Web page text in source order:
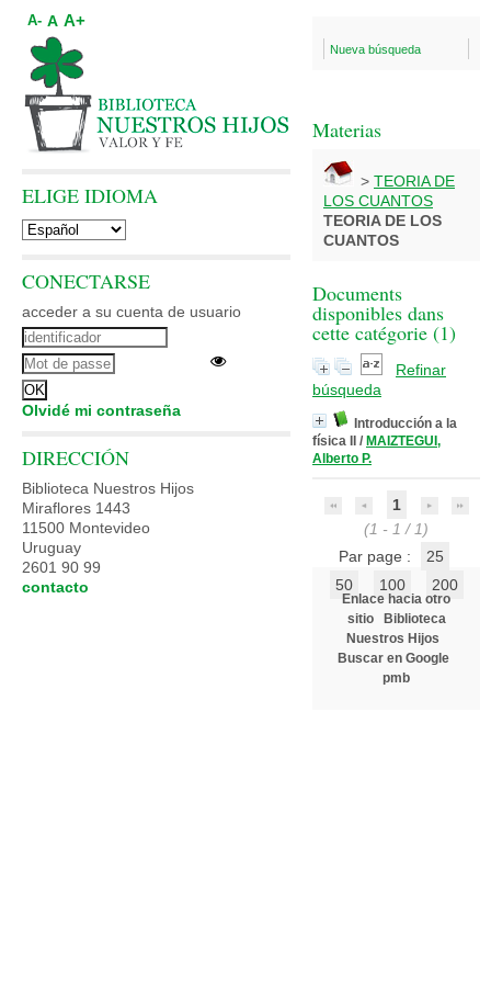
Nueva búsqueda
Materias
> TEORIA DE
LOS CUANTOS
TEORIA DE LOS
CUANTOS
Documents
disponibles dans
cette catégorie (1)
Refinar
búsqueda
Introducción a la
física II
/ MAIZTEGUI,
Alberto P.
1
(1 - 1 / 1)
Par page :
25
50
100 200
Enlace hacia otro
sitio
Biblioteca
Nuestros Hijos
Buscar en Google
pmb
A- A A+
ELIGE IDIOMA
CONECTARSE
acceder a su cuenta de usuario
Olvidé mi contraseña
DIRECCIÓN
Biblioteca Nuestros Hijos
Miraflores 1443
11500 Montevideo
Uruguay
2601 90 99
contacto